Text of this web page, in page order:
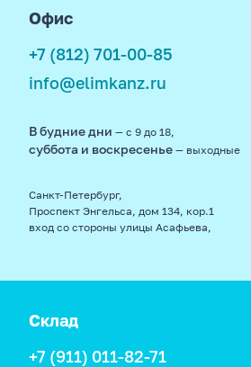
Офис
+7 (812) 701-00-85
info@elimkanz.ru
В будние дни — с 9 до 18,
суббота и воскресенье — выходные
Санкт-Петербург,
Проспект Энгельса, дом 134, кор.1
вход со стороны улицы Асафьева,
Склад
+7 (911) 011-82-71